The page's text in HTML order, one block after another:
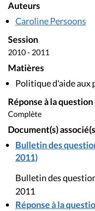
Auteurs
Caroline Persoons
Session
2010 - 2011
Matières
Politique d'aide aux
Réponse à la
Complète
Document(s)
Bulletin des
2011)
Bulletin des
2011
Réponse à la